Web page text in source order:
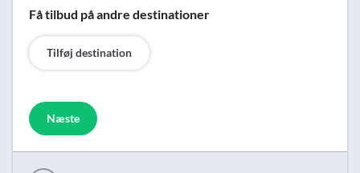
Få tilbud på andre destinationer
Tilføj destination
Næste